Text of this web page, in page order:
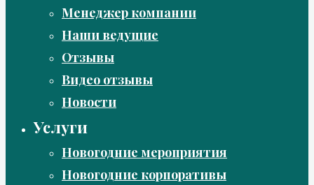
Менеджер компании
Наши ведущие
Отзывы
Видео отзывы
Новости
Услуги
Новогодние мероприятия
Новогодние корпоративы